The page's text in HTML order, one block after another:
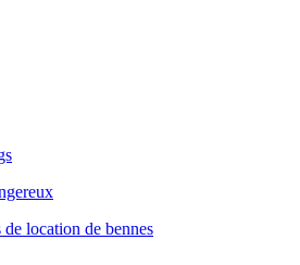
location de bennes